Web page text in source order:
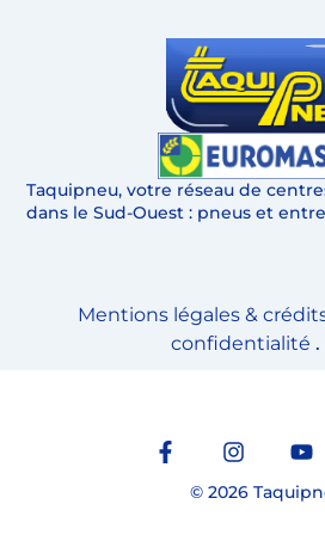
Taquipneu, votre réseau de
dans le Sud-Ouest : pneus et
Mentions légales &
confidentialité .
© 2026